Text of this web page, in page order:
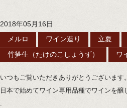
2018年05月16日
メルロ ワイン造り 立夏
竹笋生（たけのこしょうず） ワ
いつもご覧いただきありがとうございます。
日本で始めてワイン専用品種でワインを醸
.